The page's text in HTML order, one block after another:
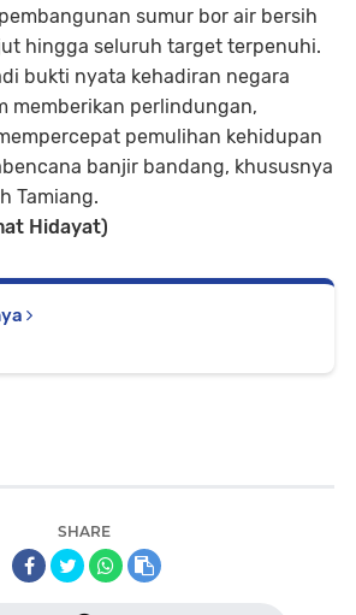
sumur bor air bersih
hingga seluruh target terpenuhi.
bukti nyata kehadiran negara
memberikan perlindungan,
pemulihan kehidupan
banjir bandang, khususnya
Tamiang.
Hidayat)
SHARE